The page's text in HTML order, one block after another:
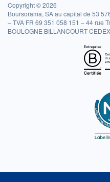
Copyright © 2026
Boursorama, SA au capital de 53
– TVA FR 69 351 058 151 – 44 rue
BOULOGNE BILLANCOURT CEDEX